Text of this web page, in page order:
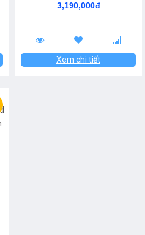
Chính Hãng3,190,000đ
Xem chi tiết